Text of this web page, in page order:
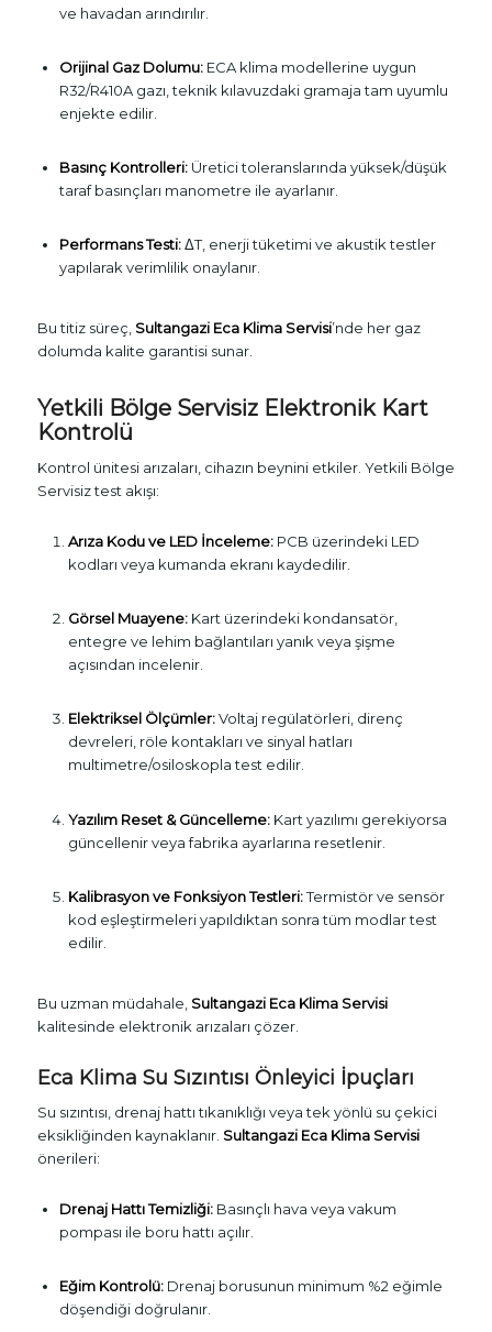
ve havadan arındırılır.
Orijinal Gaz Dolumu:ECA klima modellerine uygun
R32/R410A gazı, teknik kılavuzdaki gramaja tam uyumlu
enjekte edilir.
Basınç Kontrolleri:Üretici toleranslarında yüksek/düşük
taraf basınçları manometre ile ayarlanır.
Performans Testi:ΔT, enerji tüketimi ve akustik testler
yapılarak verimlilik onaylanır.
Bu titiz süreç, Sultangazi Eca Klima Servisi’nde her gaz
dolumda kalite garantisi sunar.
Yetkili Bölge Servisiz Elektronik Kart
Kontrolü
Kontrol ünitesi arızaları, cihazın beynini etkiler. Yetkili Bölge
Servisiz test akışı:
Arıza Kodu ve LED İnceleme:PCB üzerindeki LED
kodları veya kumanda ekranı kaydedilir.
Görsel Muayene:Kart üzerindeki kondansatör,
entegre ve lehim bağlantıları yanık veya şişme
açısından incelenir.
Elektriksel Ölçümler:Voltaj regülatörleri, direnç
devreleri, röle kontakları ve sinyal hatları
multimetre/osiloskopla test edilir.
Yazılım Reset & Güncelleme:Kart yazılımı gerekiyorsa
güncellenir veya fabrika ayarlarına resetlenir.
Kalibrasyon ve Fonksiyon Testleri:Termistör ve sensör
kod eşleştirmeleri yapıldıktan sonra tüm modlar test
edilir.
Bu uzman müdahale, Sultangazi Eca Klima Servisi
kalitesinde elektronik arızaları çözer.
Eca Klima Su Sızıntısı Önleyici İpuçları
Su sızıntısı, drenaj hattı tıkanıklığı veya tek yönlü su çekici
eksikliğinden kaynaklanır. Sultangazi Eca Klima Servisi
önerileri:
Drenaj Hattı Temizliği:Basınçlı hava veya vakum
pompası ile boru hattı açılır.
Eğim Kontrolü:Drenaj borusunun minimum %2 eğimle
döşendiği doğrulanır.